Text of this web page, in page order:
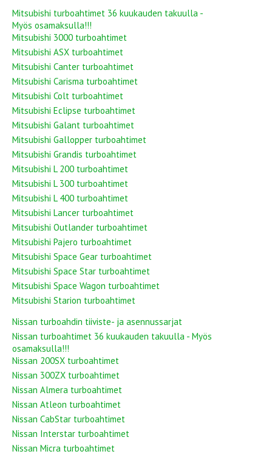
Mitsubishi turboahtimet 36 kuukauden takuulla -
Myös osamaksulla!!!
Mitsubishi 3000 turboahtimet
Mitsubishi ASX turboahtimet
Mitsubishi Canter turboahtimet
Mitsubishi Carisma turboahtimet
Mitsubishi Colt turboahtimet
Mitsubishi Eclipse turboahtimet
Mitsubishi Galant turboahtimet
Mitsubishi Gallopper turboahtimet
Mitsubishi Grandis turboahtimet
Mitsubishi L 200 turboahtimet
Mitsubishi L 300 turboahtimet
Mitsubishi L 400 turboahtimet
Mitsubishi Lancer turboahtimet
Mitsubishi Outlander turboahtimet
Mitsubishi Pajero turboahtimet
Mitsubishi Space Gear turboahtimet
Mitsubishi Space Star turboahtimet
Mitsubishi Space Wagon turboahtimet
Mitsubishi Starion turboahtimet
Nissan turboahdin tiiviste- ja asennussarjat
Nissan turboahtimet 36 kuukauden takuulla - Myös
osamaksulla!!!
Nissan 200SX turboahtimet
Nissan 300ZX turboahtimet
Nissan Almera turboahtimet
Nissan Atleon turboahtimet
Nissan CabStar turboahtimet
Nissan Interstar turboahtimet
Nissan Micra turboahtimet